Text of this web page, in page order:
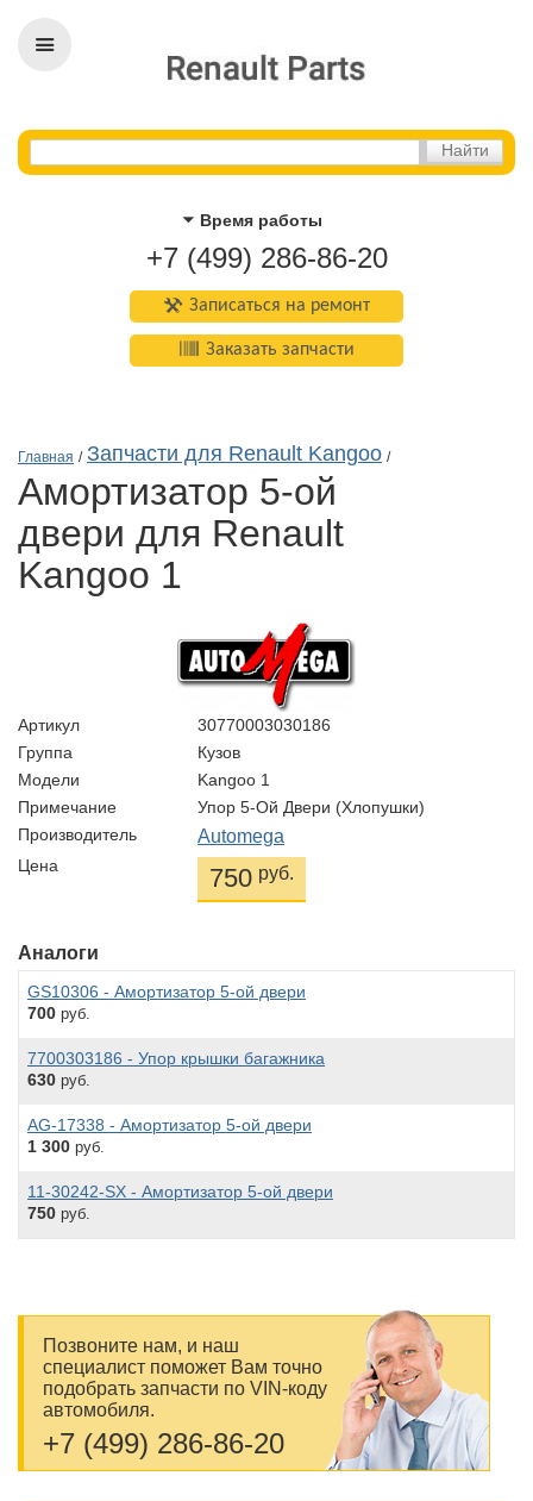
Время работы
+7 (499) 286-86-20
Записаться на ремонт
Заказать запчасти
Главная / Запчасти для Renault Kangoo /
амортизатор 5-ой
двери для Renault
Kangoo 1
Артикул
30770003030186
Группа
Кузов
Модели
Kangoo 1
Примечание
Упор 5-Ой Двери (хлопушки)
Производитель
Automega
Цена 750 руб.
Аналоги
GS10306 - Амортизатор 5-ой двери
700 руб.
7700303186 - Упор крышки багажника
630 руб.
AG-17338 - Амортизатор 5-ой двери
1 300 руб.
11-30242-SX - Амортизатор 5-ой двери
750 руб.
Позвоните нам, и наш
специалист поможет Вам точно
подобрать запчасти по VIN-коду
автомобиля.
+7 (499) 286-86-20